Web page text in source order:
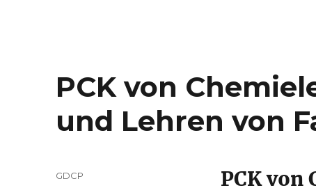
PCK von
und Lehren von
PCK von
Autor
GDCP